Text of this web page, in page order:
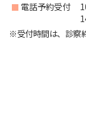
電話予約受付
※受付時間は、診察